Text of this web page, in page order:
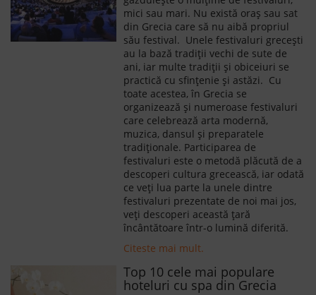
mici sau mari. Nu există oraș sau sat
din Grecia care să nu aibă propriul
său festival. Unele festivaluri grecești
au la bază tradiții vechi de sute de
ani, iar multe tradiții și obiceiuri se
practică cu sfințenie și astăzi. Cu
toate acestea, în Grecia se
organizează și numeroase festivaluri
care celebrează arta modernă,
muzica, dansul și preparatele
tradiționale. Participarea de
festivaluri este o metodă plăcută de a
descoperi cultura grecească, iar odată
ce veți lua parte la unele dintre
festivaluri prezentate de noi mai jos,
veți descoperi această țară
încântătoare într-o lumină diferită.
Citeste mai mult.
Top 10 cele mai populare
hoteluri cu spa din Grecia